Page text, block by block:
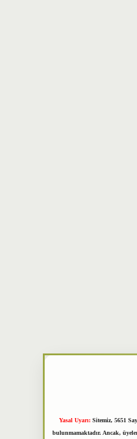
Yasal Uyarı: Sitemiz, 5651
bulunmamaktadır. Ancak,